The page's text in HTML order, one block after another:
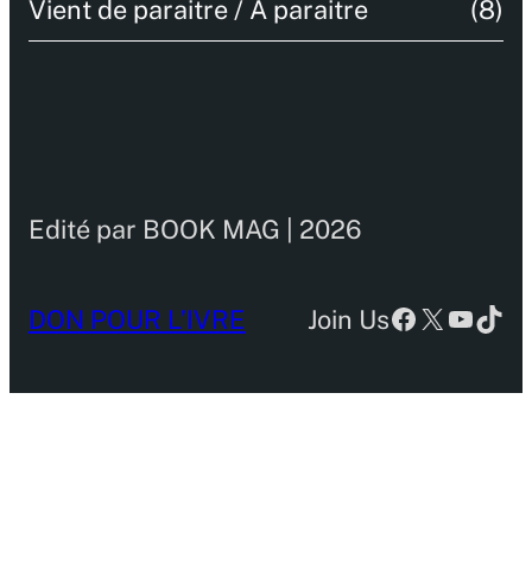
Vient de paraitre / A paraitre (8)
Edité par BOOK MAG | 2026
DON POUR L’IVRE Join UsFacebook
X